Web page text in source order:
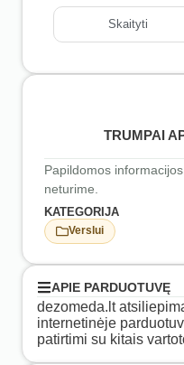
Skaityti
TRUMPAI
Papildomos
neturime.
KATEGORIJA
Verslui
APIE PARDUOTUVĘ
dezomeda.lt
internetinėje
patirtimi su kitais